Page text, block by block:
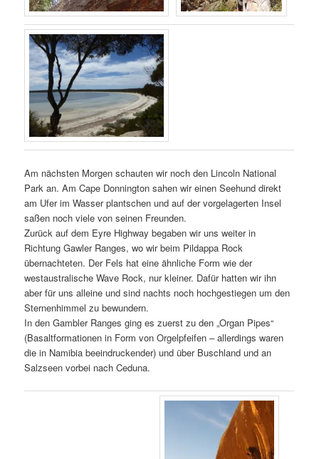
Am nächsten Morgen schauten wir noch den Lincoln National
Park an. Am Cape Donnington sahen wir einen Seehund direkt
am Ufer im Wasser plantschen und auf der vorgelagerten Insel
saßen noch viele von seinen Freunden.
Zurück auf dem Eyre Highway begaben wir uns weiter in
Richtung Gawler Ranges, wo wir beim Pildappa Rock
übernachteten. Der Fels hat eine ähnliche Form wie der
westaustralische Wave Rock, nur kleiner. Dafür hatten wir ihn
aber für uns alleine und sind nachts noch hochgestiegen um den
Sternenhimmel zu bewundern.
In den Gambler Ranges ging es zuerst zu den „Organ Pipes“
(Basaltformationen in Form von Orgelpfeifen – allerdings waren
die in Namibia beeindruckender) und über Buschland und an
Salzseen vorbei nach Ceduna.